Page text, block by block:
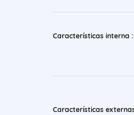
Características interna :
Características